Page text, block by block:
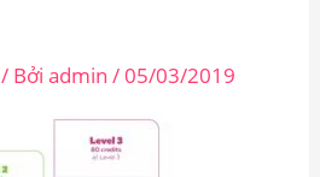
/ Bởiadmin/05/03/2019